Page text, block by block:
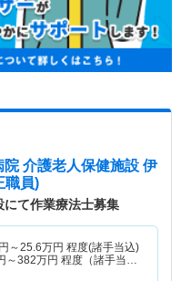
介護老人保健施設 伊
職員)
にて作業療法士募集
～25.6万円 程度(諸手当込)
～382万円 程度（諸手当・